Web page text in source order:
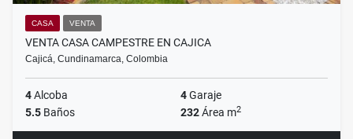
CASA VENTA
VENTA CASA CAMPESTRE EN CAJICA
Cajicá, Cundinamarca, Colombia
4Alcoba 4Garaje
5.5 Baños 232Área m2